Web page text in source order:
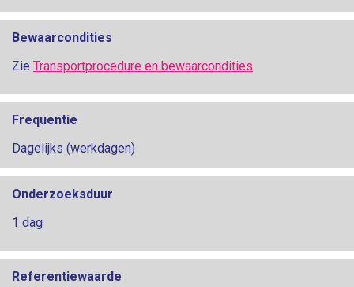
Bewaarcondities
Zie Transportprocedure en bewaarcondities
Frequentie
Dagelijks (werkdagen)
Onderzoeksduur
1 dag
Referentiewaarde